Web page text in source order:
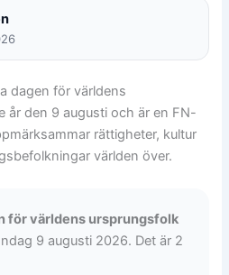
dagen för världens
år den 9 augusti och är en FN-
rättigheter, kultur
världen över.
för världens ursprungsfolk
9 augusti 2026. Det är 2